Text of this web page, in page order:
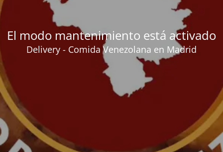
El modo mantenimiento está activado
Delivery - Comida Venezolana en Madrid